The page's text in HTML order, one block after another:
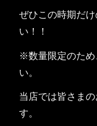
ぜひこの時期だ
い！！
※数量限定のため
い。
当店では皆さま
す。